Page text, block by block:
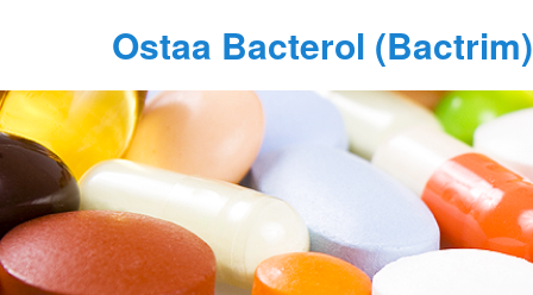
Ostaa Bacterol